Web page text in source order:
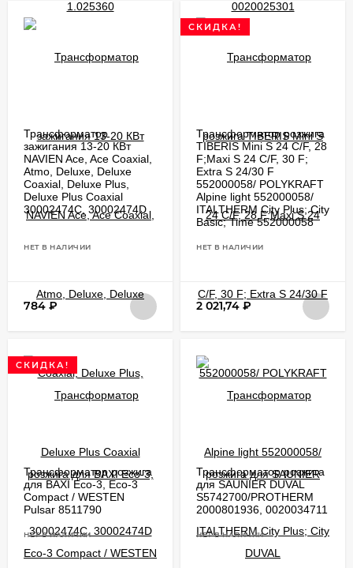
Трансформатор
зажигания 13-20 КВт
NAVIEN Ace, Ace Coaxial,
Atmo, Deluxe, Deluxe
Coaxial, Deluxe Plus,
Deluxe Plus Coaxial
30002474C, 30002474D
НЕТ В НАЛИЧИИ
784 ₽
СКИДКА!
Трансформатор розжига
TIBERIS Mini S 24 C/F, 28
F;Maxi S 24 C/F, 30 F;
Extra S 24/30 F
552000058/ POLYKRAFT
Alpine light 552000058/
ITALTHERM City Plus; City
Basic; Time 552000058
НЕТ В НАЛИЧИИ
2 021,74 ₽
СКИДКА!
Трансформатор розжига
для BAXI Eco-3, Eco-3
Compact / WESTEN
Pulsar 8511790
НЕТ В НАЛИЧИИ
Трансформатор розжига
для SAUNIER DUVAL
S5742700/PROTHERM
2000801936, 0020034711
НЕТ В НАЛИЧИИ